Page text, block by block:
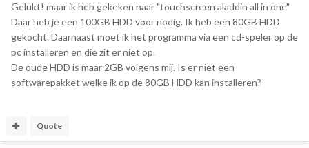
Gelukt! maar ik heb gekeken naar "touchscreen aladdin all in one"
Daar heb je een 100GB HDD voor nodig. Ik heb een 80GB HDD
gekocht. Daarnaast moet ik het programma via een cd-speler op de
pc installeren en die zit er niet op.
De oude HDD is maar 2GB volgens mij. Is er niet een
softwarepakket welke ik op de 80GB HDD kan installeren?
Quote